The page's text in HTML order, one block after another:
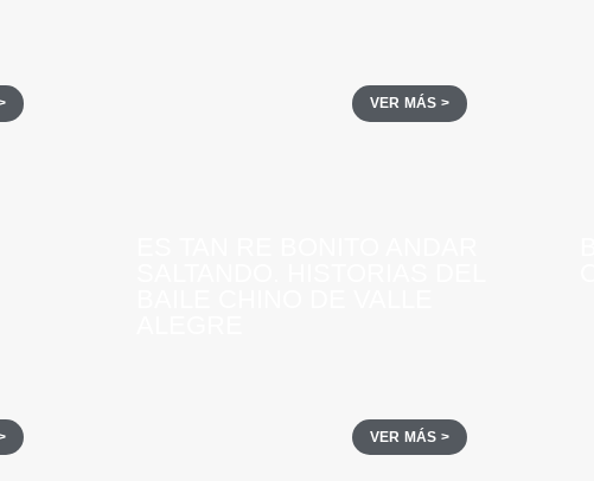
VER MÁS >
VER MÁS >